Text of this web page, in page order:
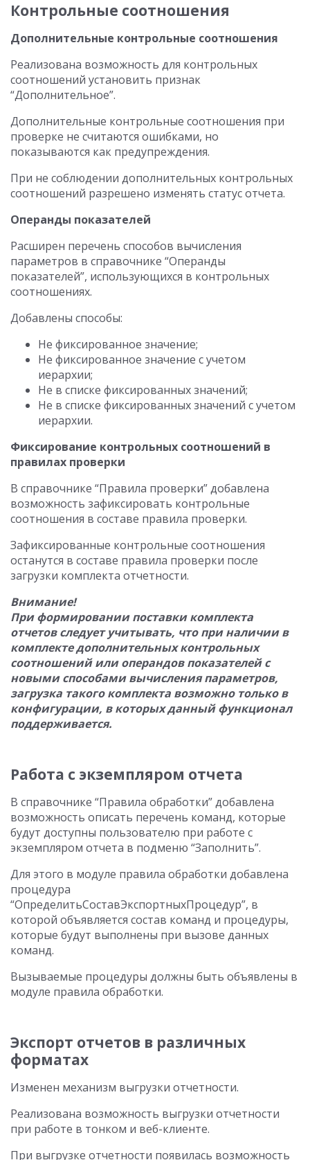
Контрольные соотношения
Дополнительные контрольные соотношения
Реализована возможность для контрольных
соотношений установить признак
“Дополнительное”.
Дополнительные контрольные соотношения при
проверке не считаются ошибками, но
показываются как предупреждения.
При не соблюдении дополнительных контрольных
соотношений разрешено изменять статус отчета.
Операнды показателей
Расширен перечень способов вычисления
параметров в справочнике “Операнды
показателей”, использующихся в контрольных
соотношениях.
Добавлены способы:
Не фиксированное значение;
Не фиксированное значение с учетом
иерархии;
Не в списке фиксированных значений;
Не в списке фиксированных значений с учетом
иерархии.
Фиксирование контрольных соотношений в
правилах проверки
В справочнике “Правила проверки” добавлена
возможность зафиксировать контрольные
соотношения в составе правила проверки.
Зафиксированные контрольные соотношения
останутся в составе правила проверки после
загрузки комплекта отчетности.
Внимание!
При формировании поставки комплекта
отчетов следует учитывать, что при наличии в
комплекте дополнительных контрольных
соотношений или операндов показателей с
новыми способами вычисления параметров,
загрузка такого комплекта возможно только в
конфигурации, в которых данный функционал
поддерживается.
Работа с экземпляром отчета
В справочнике “Правила обработки” добавлена
возможность описать перечень команд, которые
будут доступны пользователю при работе с
экземпляром отчета в подменю “Заполнить”.
Для этого в модуле правила обработки добавлена
процедура
“ОпределитьСоставЭкспортныхПроцедур”, в
которой объявляется состав команд и процедуры,
которые будут выполнены при вызове данных
команд.
Вызываемые процедуры должны быть объявлены в
модуле правила обработки.
Экспорт отчетов в различных
форматах
Изменен механизм выгрузки отчетности.
Реализована возможность выгрузки отчетности
при работе в тонком и веб-клиенте.
При выгрузке отчетности появилась возможность